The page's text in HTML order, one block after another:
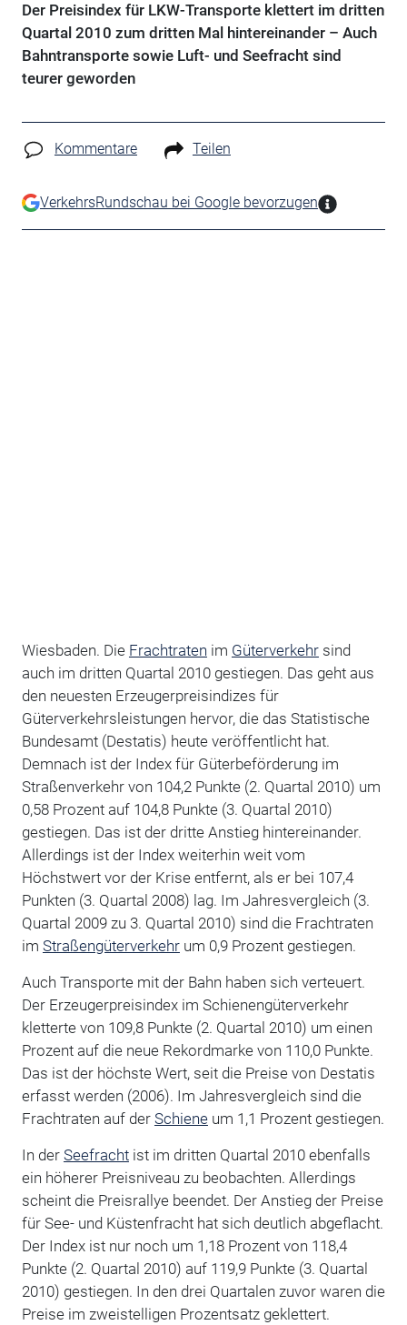
Der Preisindex für LKW-Transporte klettert im dritten
Quartal 2010 zum dritten Mal hintereinander – Auch
Bahntransporte sowie Luft- und Seefracht sind
teurer geworden
Kommentare Teilen
VerkehrsRundschau bei Google bevorzugen
Wiesbaden. Die Frachtraten im Güterverkehrsind
auch im dritten Quartal 2010 gestiegen. Das geht aus
den neuesten Erzeugerpreisindizes für
Güterverkehrsleistungen hervor, die das Statistische
Bundesamt (Destatis) heute veröffentlicht hat.
Demnach ist der Index für Güterbeförderung im
Straßenverkehr von 104,2 Punkte (2. Quartal 2010) um
0,58 Prozent auf 104,8 Punkte (3. Quartal 2010)
gestiegen. Das ist der dritte Anstieg hintereinander.
Allerdings ist der Index weiterhin weit vom
Höchstwert vor der Krise entfernt, als er bei 107,4
Punkten (3. Quartal 2008) lag. Im Jahresvergleich (3.
Quartal 2009 zu 3. Quartal 2010) sind die Frachtraten
im Straßengüterverkehrum 0,9 Prozent gestiegen.
Auch Transporte mit der Bahn haben sich verteuert.
Der Erzeugerpreisindex im Schienengüterverkehr
kletterte von 109,8 Punkte (2. Quartal 2010) um einen
Prozent auf die neue Rekordmarke von 110,0 Punkte.
Das ist der höchste Wert, seit die Preise von Destatis
erfasst werden (2006). Im Jahresvergleich sind die
Frachtraten auf der Schieneum 1,1 Prozent gestiegen.
In der Seefrachtist im dritten Quartal 2010 ebenfalls
ein höherer Preisniveau zu beobachten. Allerdings
scheint die Preisrallye beendet. Der Anstieg der Preise
für See- und Küstenfracht hat sich deutlich abgeflacht.
Der Index ist nur noch um 1,18 Prozent von 118,4
Punkte (2. Quartal 2010) auf 119,9 Punkte (3. Quartal
2010) gestiegen. In den drei Quartalen zuvor waren die
Preise im zweistelligen Prozentsatz geklettert.